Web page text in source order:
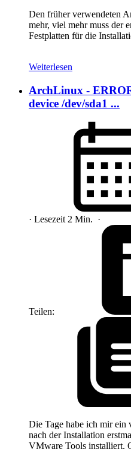
Den früher verwendeten
mehr, viel mehr muss der
Festplatten für die
Weiterlesen
ArchLinux -
device /dev/sda1 ...
· Lesezeit 2 Min. ·
Teilen:
Die Tage habe ich mir ein
nach der Installation
VMware Tools installiert.